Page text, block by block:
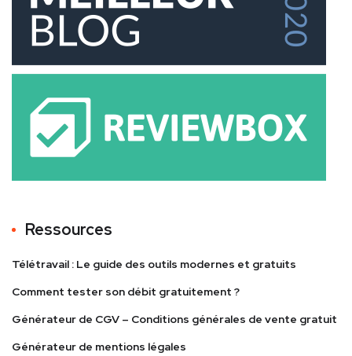
Ressources
Télétravail : Le guide des outils modernes et gratuits
Comment tester son débit gratuitement ?
Générateur de CGV – Conditions générales de vente gratuit
Générateur de mentions légales